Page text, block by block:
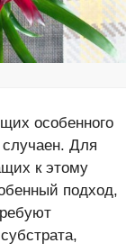
особенного
Для
к этому
подход,